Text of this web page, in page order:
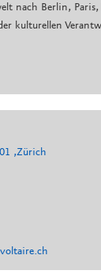
nach Berlin,
kulturellen